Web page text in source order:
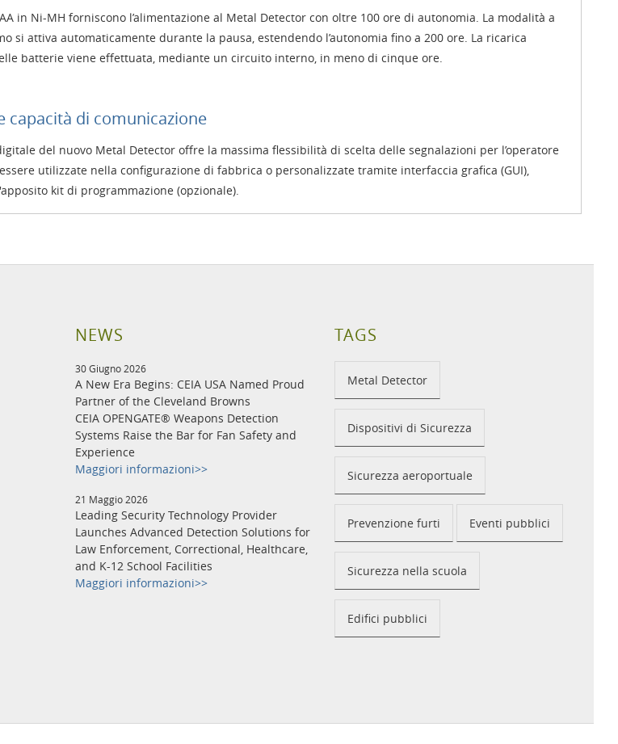
in Ni-MH forniscono l’alimentazione al Metal Detector con oltre 100 ore di autonomia. La modalità a
si attiva automaticamente durante la pausa, estendendo l’autonomia fino a 200 ore. La ricarica
batterie viene effettuata, mediante un circuito interno, in meno di cinque ore.
capacità di comunicazione
del nuovo Metal Detector offre la massima flessibilità di scelta delle segnalazioni per l’operatore
utilizzate nella configurazione di fabbrica o personalizzate tramite interfaccia grafica (GUI),
kit di programmazione (opzionale).
NEWS
30 Giugno 2026
A New Era Begins: CEIA USA Named Proud
Partner of the Cleveland Browns
CEIA OPENGATE® Weapons Detection
Systems Raise the Bar for Fan Safety and
Experience
Maggiori informazioni>>
21 Maggio 2026
Leading Security Technology Provider
Launches Advanced Detection Solutions for
Law Enforcement, Correctional, Healthcare,
and K-12 School Facilities
Maggiori informazioni>>
TAGS
Metal Detector
Dispositivi di Sicurezza
Sicurezza aeroportuale
Prevenzione furti Eventi pubblici
Sicurezza nella scuola
Edifici pubblici